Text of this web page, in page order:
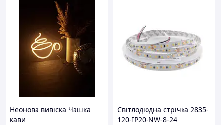
Неонова вивіска Чашка
кави
Світлодіодна стрічка 2835-
120-IP20-NW-8-24